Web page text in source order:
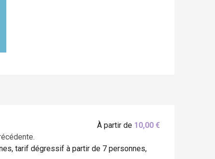
À partir de 10,00 €
tarif dégressif à partir de 7 personnes,